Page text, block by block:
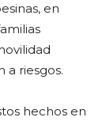
en
a riesgos.
hechos en